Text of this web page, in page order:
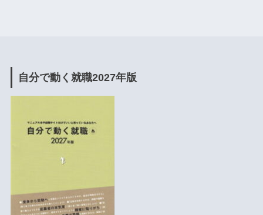
自分で動く就職2027年版